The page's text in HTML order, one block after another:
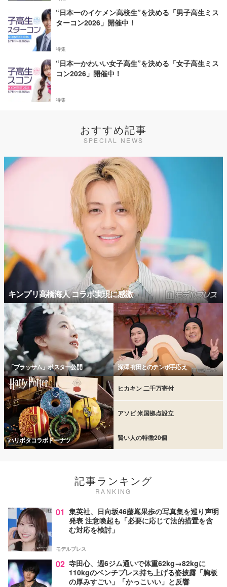
“日本一のイケメン高校生”を決める「男子高生ミス
ターコン2026」開催中！
特集
“日本一かわいい女子高生”を決める「女子高生ミス
コン2026」開催中！
特集
おすすめ記事
SPECIAL NEWS
キンプリ高橋海人 コラボ実現に感激
「ブラッサム」ポスター公開 深澤 有田とのテンポ手応え
ハリポタコラボドーナツ
ヒカキン 二千万寄付
アソビ 米国拠点設立
賢い人の特徴20個
記事ランキング
RANKING
01 集英社、日向坂46藤嶌果歩の写真集を巡り声明
発表 注意喚起も「必要に応じて法的措置を含
む対応を検討」
モデルプレス
02 寺田心、週6ジム通いで体重62kg→82kgに
110kgのベンチプレス持ち上げる姿披露「胸板
の厚みすごい」「かっこいい」と反響